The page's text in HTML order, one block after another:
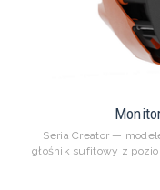
Seria Creator —
głośnik sufitowy z